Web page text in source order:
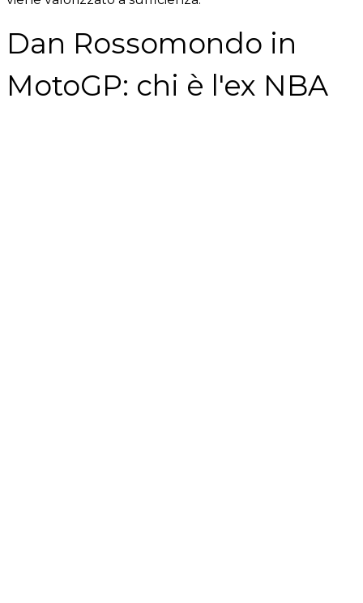
Dan Rossomondo in
MotoGP: chi è l'ex NBA